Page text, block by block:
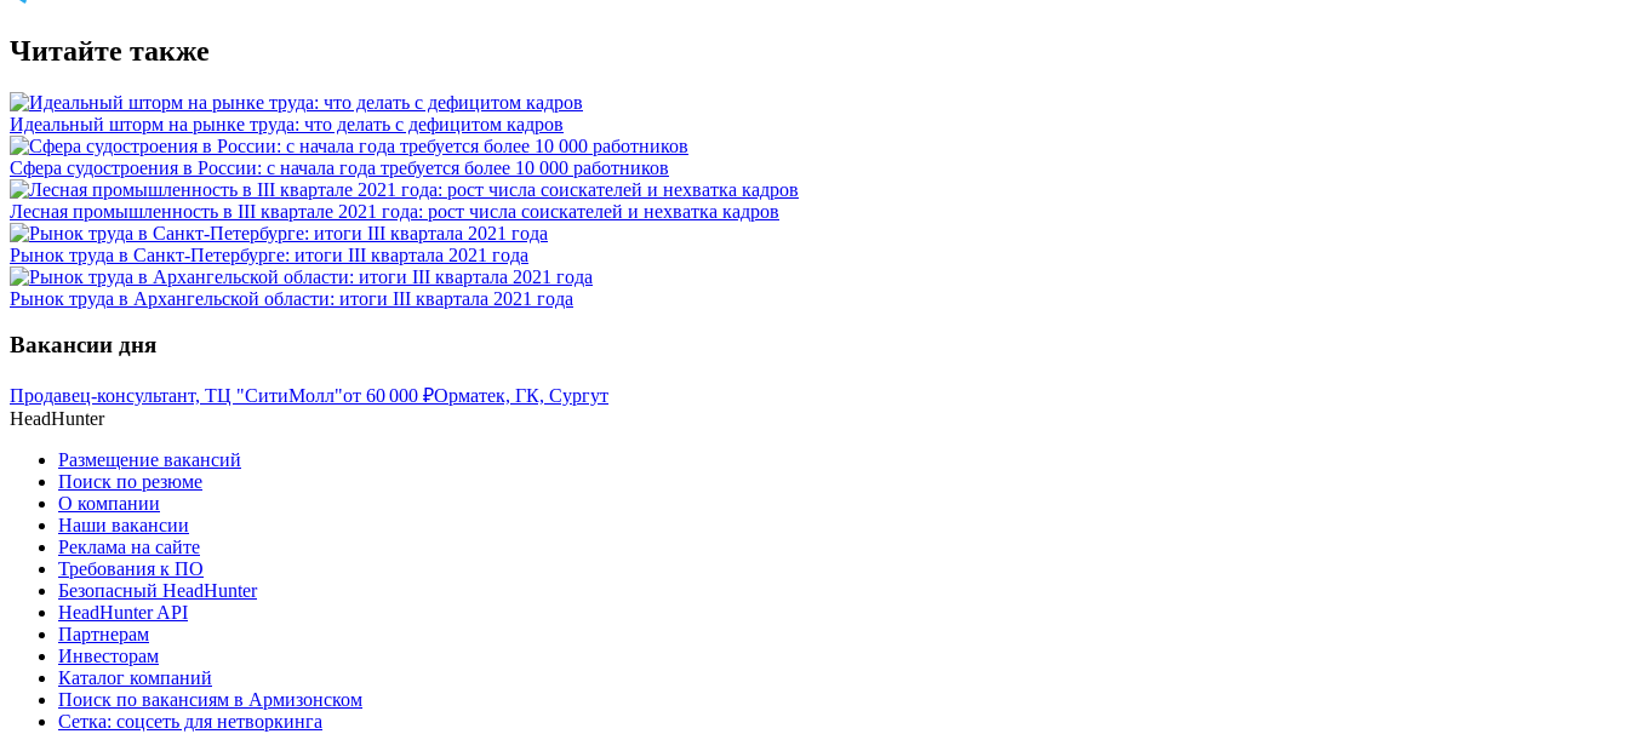
Читайте также
Идеальный шторм на рынке труда: что делать с дефицитом кадров
Сфера судостроения в России: с начала года требуется более 10 000 работников
Лесная промышленность в III квартале 2021 года: рост числа соискателей и нехватка кадров
Рынок труда в Санкт-Петербурге: итоги III квартала 2021 года
Рынок труда в Архангельской области: итоги III квартала 2021 года
Вакансии дня
Продавец-консультант, ТЦ "СитиМолл"от 60 000 ₽Орматек, ГК, Сургут
HeadHunter
Размещение вакансий
Поиск по резюме
О компании
Наши вакансии
Реклама на сайте
Требования к ПО
Безопасный HeadHunter
HeadHunter API
Партнерам
Инвесторам
Каталог компаний
Поиск по вакансиям в Армизонском
Сетка: соцсеть для нетворкинга